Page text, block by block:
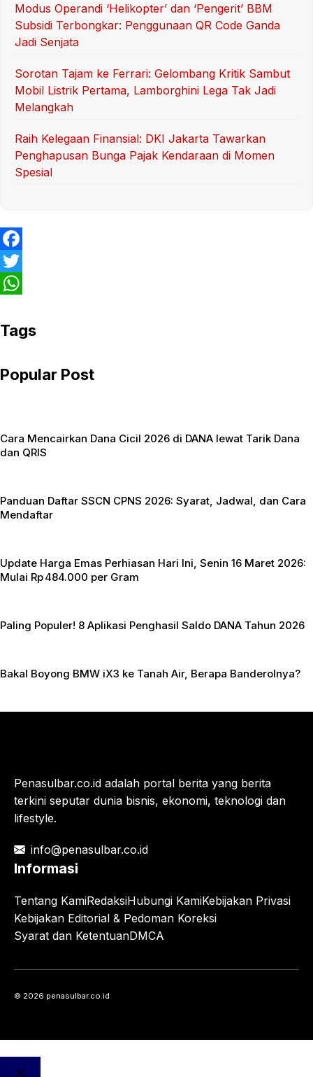
Modus Operandi ‘Helikopter’ dan ‘Pengerit’ BBM
Subsidi Terbongkar: Penggunaan QR Code Ganda
Jadi Senjata
Sorotan Tajam ke Ferrari: Gelombang Kritik Sambut
Mobil Listrik Pertama, Lamborghini Lega Tak Jadi
Melangkah
Raih Kelegaan Finansial: DKI Jakarta Tawarkan
Penghapusan Bunga Pajak Kendaraan di Momen
Spesial
F
a
e
o
T
i
t
h
t
p
Tags
Popular Post
Cara Mencairkan Dana Cicil 2026 di DANA lewat Tarik Dana
dan QRIS
Panduan Daftar SSCN CPNS 2026: Syarat, Jadwal, dan Cara
Mendaftar
Update Harga Emas Perhiasan Hari Ini, Senin 16 Maret 2026:
Mulai Rp 484.000 per Gram
Paling Populer! 8 Aplikasi Penghasil Saldo DANA Tahun 2026
Bakal Boyong BMW iX3 ke Tanah Air, Berapa Banderolnya?
Penasulbar.co.id adalah portal berita yang berita
terkini seputar dunia bisnis, ekonomi, teknologi dan
lifestyle.
info@penasulbar.co.id
Informasi
Tentang KamiRedaksiHubungi KamiKebijakan Privasi
Kebijakan Editorial & Pedoman Koreksi
Syarat dan KetentuanDMCA
© 2026 penasulbar.co.id